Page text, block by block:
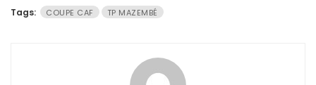
Tags: COUPE CAF TP MAZEMBÉ